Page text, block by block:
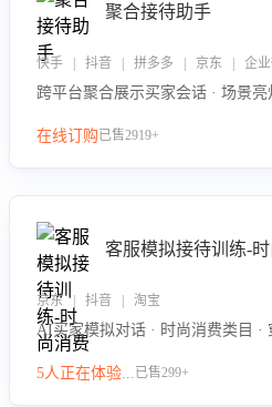
聚合接待助手
快手 | 抖音 | 拼多多 | 京东 | 企业
跨平台聚合展示买家会话 · 场景亮
在线订购已售2919+
客服模拟接待训练-
京东 | 抖音 | 淘宝
AI买家模拟对话 · 时尚消费类目 ·
5人正在体验...已售299+